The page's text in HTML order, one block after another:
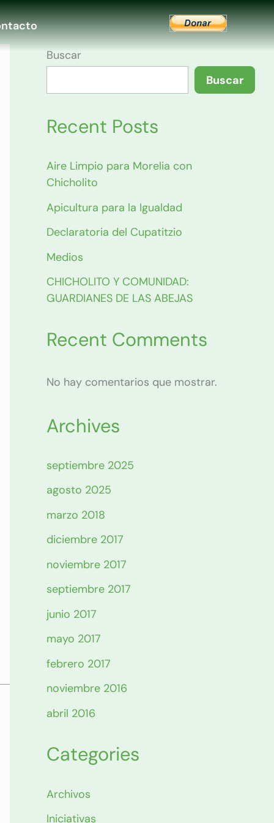
Buscar
Buscar
Recent Posts
Aire Limpio para Morelia con
Chicholito
Apicultura para la Igualdad
Declaratoria del Cupatitzio
Medios
CHICHOLITO Y COMUNIDAD:
GUARDIANES DE LAS ABEJAS
Recent Comments
No hay comentarios que mostrar.
Archives
septiembre 2025
agosto 2025
marzo 2018
diciembre 2017
noviembre 2017
septiembre 2017
junio 2017
mayo 2017
febrero 2017
noviembre 2016
abril 2016
Categories
Archivos
Iniciativas